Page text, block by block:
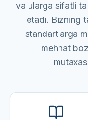
va ularga sifatli
etadi. Bizning
standartlarga
mehnat